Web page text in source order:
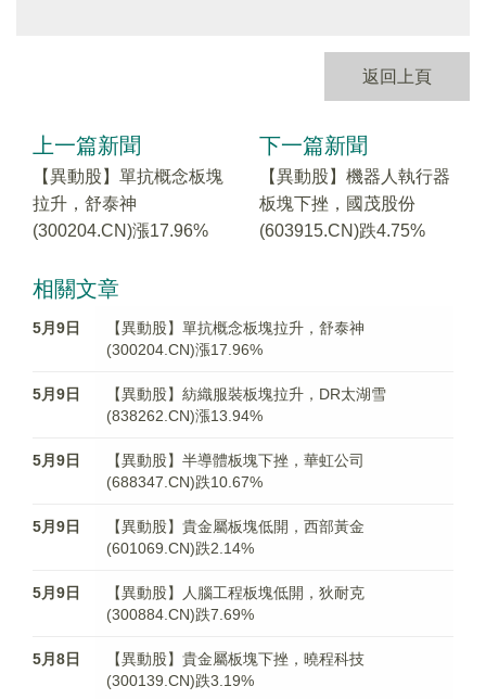
返回上頁
上一篇新聞
【異動股】單抗概念板塊
拉升，舒泰神
(300204.CN)漲17.96%
下一篇新聞
【異動股】機器人執行器
板塊下挫，國茂股份
(603915.CN)跌4.75%
相關文章
5月9日
【異動股】單抗概念板塊拉升，舒泰神
(300204.CN)漲17.96%
5月9日
【異動股】紡織服裝板塊拉升，DR太湖雪
(838262.CN)漲13.94%
5月9日
【異動股】半導體板塊下挫，華虹公司
(688347.CN)跌10.67%
5月9日
【異動股】貴金屬板塊低開，西部黃金
(601069.CN)跌2.14%
5月9日
【異動股】人腦工程板塊低開，狄耐克
(300884.CN)跌7.69%
5月8日
【異動股】貴金屬板塊下挫，曉程科技
(300139.CN)跌3.19%